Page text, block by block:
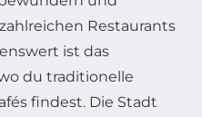
Restaurants
ist das
du traditionelle
findest. Die Stadt